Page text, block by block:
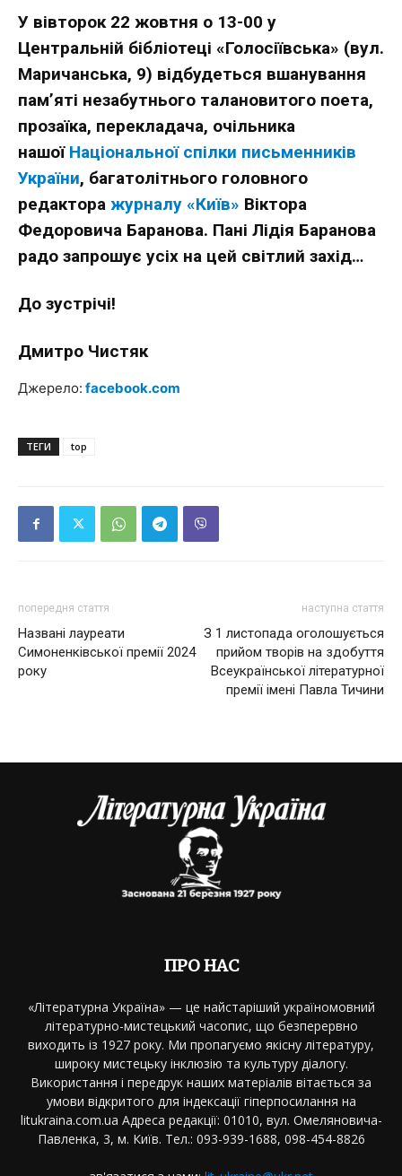
У вівторок 22 жовтня о 13-00 у
Центральній бібліотеці «Голосіївська» (вул.
Маричанська, 9) відбудеться вшанування
пам’яті незабутнього талановитого поета,
прозаїка, перекладача, очільника
нашої Національної спілки письменників
України, багатолітнього головного
редактора журналу «Київ» Віктора
Федоровича Баранова. Пані Лідія Баранова
радо запрошує усіх на цей світлий захід…
До зустрічі!
Дмитро Чистяк
Джерело: facebook.com
ТЕГИ top
попередня стаття
Названі лауреати
Симоненківської премії 2024
року
наступна стаття
З 1 листопада оголошується
прийом творів на здобуття
Всеукраїнської літературної
премії імені Павла Тичини
ПРО НАС
«Літературна Україна» — це найстаріший україномовний
літературно-мистецький часопис, що безперервно
виходить із 1927 року. Ми пропагуємо якісну літературу,
широку мистецьку інклюзію та культуру діалогу.
Використання і передрук наших матеріалів вітається за
умови відкритого для індексації гіперпосилання на
litukraina.com.ua Адреса редакції: 01010, вул. Омеляновича-
Павленка, 3, м. Київ. Тел.: 093-939-1688, 098-454-8826